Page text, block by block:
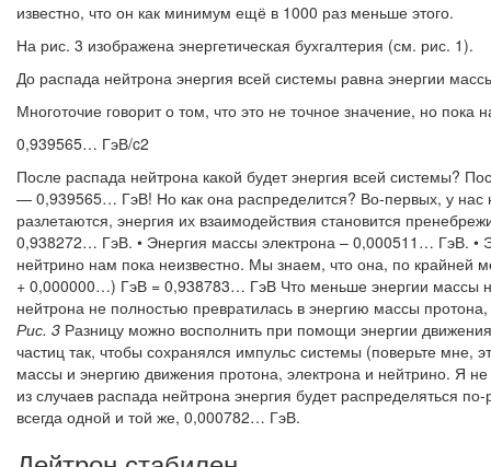
известно, что он как минимум ещё в 1000 раз меньше этого.
На рис. 3 изображена энергетическая бухгалтерия (см. рис. 1).
До распада нейтрона энергия всей системы равна энергии
Многоточие говорит о том, что это не точное значение, но
0,939565… ГэВ/c2
После распада нейтрона какой будет энергия всей системы?
— 0,939565… ГэВ! Но как она распределится? Во-первых, у нас
разлетаются, энергия их взаимодействия становится
0,938272… ГэВ. • Энергия массы электрона – 0,000511… ГэВ. •
нейтрино нам пока неизвестно. Мы знаем, что она, по
+ 0,000000…) ГэВ = 0,938783… ГэВ Что меньше энергии массы
нейтрона не полностью превратилась в энергию массы
Рис. 3 Разницу можно восполнить при помощи энергии
частиц так, чтобы сохранялся импульс системы (поверьте мне,
массы и энергию движения протона, электрона и нейтрино. Я
из случаев распада нейтрона энергия будет распределяться
всегда одной и той же, 0,000782… ГэВ.